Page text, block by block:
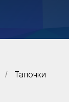
/ Тапочки